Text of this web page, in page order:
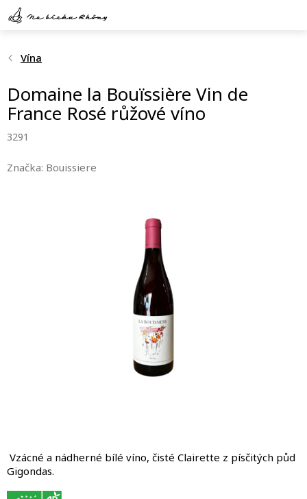
Přejít
na
Vína
Domaine la Bouïssière Vin de
France Rosé růžové víno
3291
Značka: Bouissiere
Vzácné a nádherné bílé víno, čisté Clairette z písčitých půd
Gigondas.